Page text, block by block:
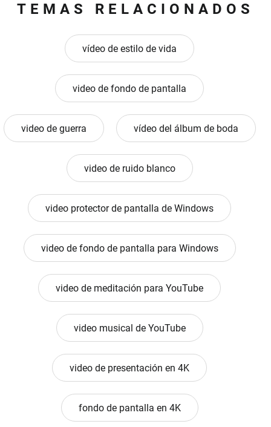
TEMAS RELACIONADOS
vídeo de estilo de vida
video de fondo de pantalla
video de guerra vídeo del álbum de boda
video de ruido blanco
video protector de pantalla de Windows
video de fondo de pantalla para Windows
video de meditación para YouTube
video musical de YouTube
video de presentación en 4K
fondo de pantalla en 4K